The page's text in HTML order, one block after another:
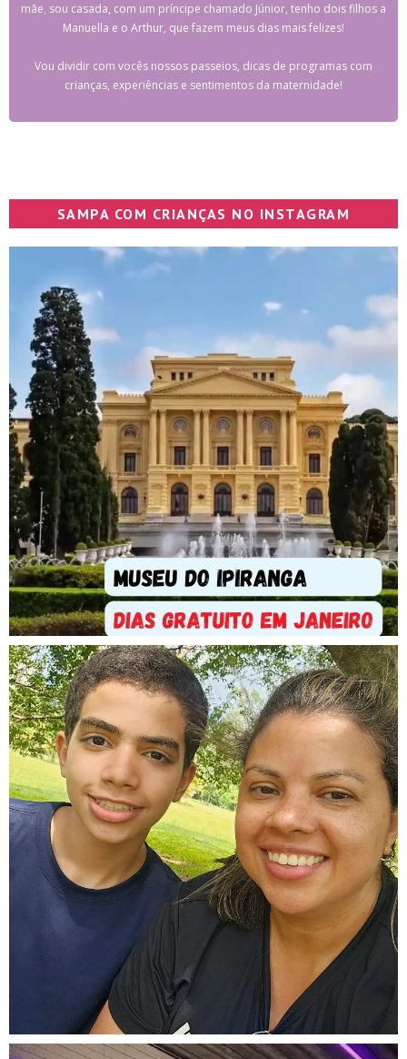
mãe, sou casada, com um príncipe chamado Júnior, tenho dois filhos a
Manuella e o Arthur, que fazem meus dias mais felizes!
Vou dividir com vocês nossos passeios, dicas de programas com
crianças, experiências e sentimentos da maternidade!
SAMPA COM CRIANÇAS NO INSTAGRAM